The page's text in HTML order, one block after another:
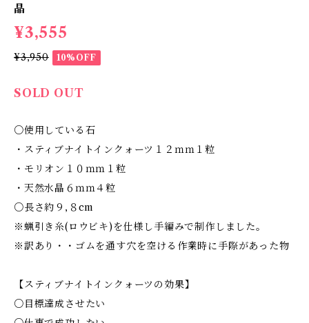
晶
¥3,555
¥3,950 10%OFF
SOLD OUT
○使用している石
・スティブナイトインクォーツ１２ｍｍ１粒
・モリオン１０ｍｍ１粒
・天然水晶６ｍｍ４粒
○長さ約９,８cm
※蝋引き糸(ロウビキ)を仕様し手編みで制作しました。
※訳あり・・ゴムを通す穴を空ける作業時に手際があった物
【スティブナイトインクォーツの効果】
○目標達成させたい